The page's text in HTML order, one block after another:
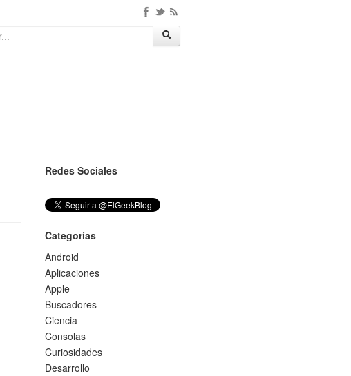
Redes Sociales
Categorías
Android
Aplicaciones
Apple
Buscadores
Ciencia
Consolas
Curiosidades
Desarrollo